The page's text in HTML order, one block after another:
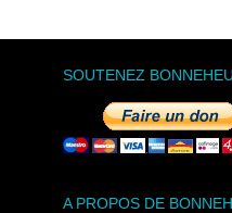
SOUTENEZ
A PROPOS DE